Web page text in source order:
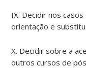
IX. Decidir nos
orientação e
X. Decidir sobre a
outros cursos de